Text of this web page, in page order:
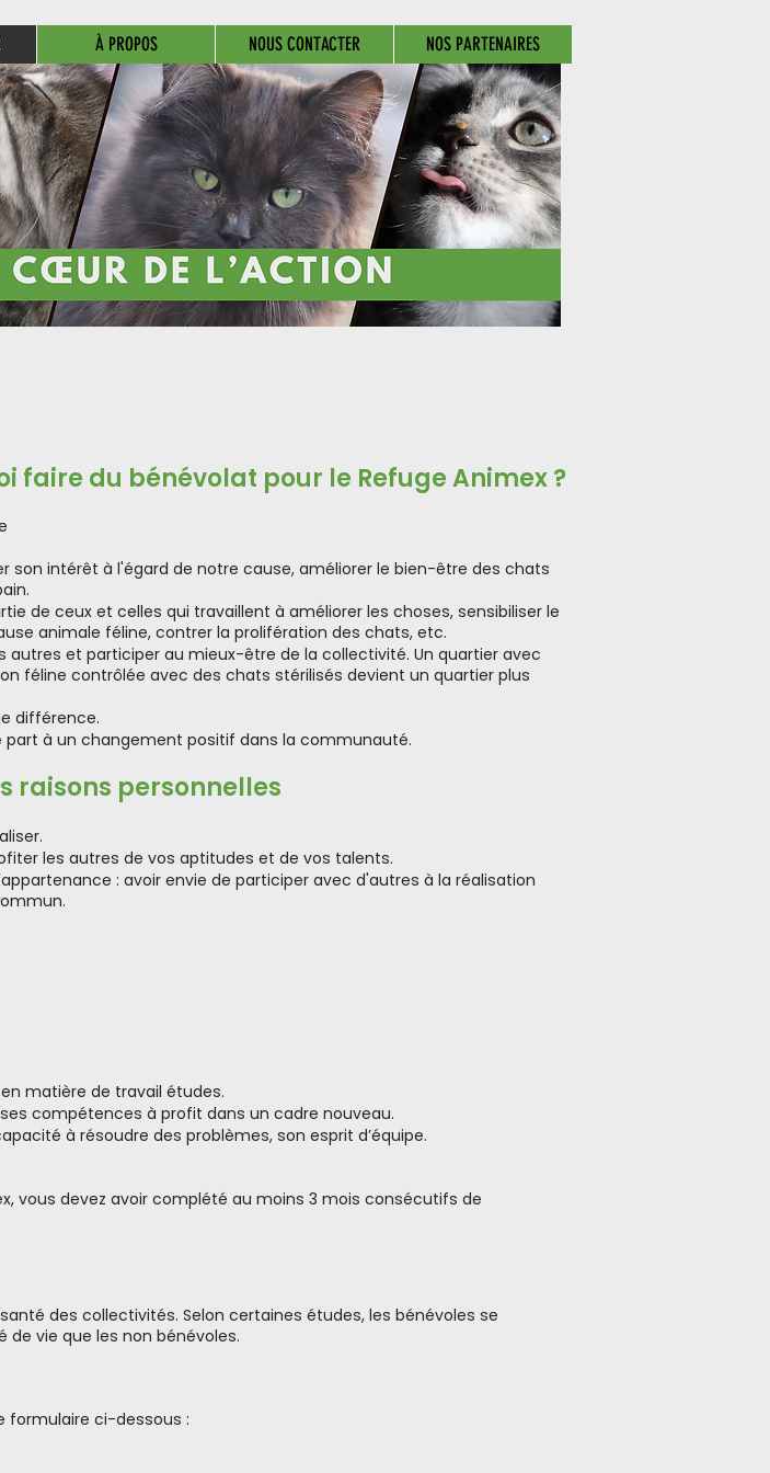
À PROPOS NOUS CONTACTER NOS PARTENAIRES
faire du bénévolat pour le Refuge Animex ?
son intérêt à l'égard de notre cause, améliorer le bien-être des chats
de ceux et celles qui travaillent à améliorer les choses, sensibiliser le
animale féline, contrer la prolifération des chats, etc.
autres et participer au mieux-être de la collectivité. Un quartier avec
féline contrôlée avec des chats stérilisés devient un quartier plus
différence.
part à un changement positif dans la communauté.
raisons personnelles
les autres de vos aptitudes et de vos talents.
: avoir envie de participer avec d'autres à la réalisation
matière de travail études.
compétences à profit dans un cadre nouveau.
à résoudre des problèmes, son esprit d’équipe.
vous devez avoir complété au moins 3 mois consécutifs de
des collectivités. Selon certaines études, les bénévoles se
vie que les non bénévoles.
formulaire ci-dessous :